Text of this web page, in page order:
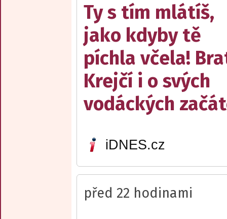
Ty s tím mlátíš,
jako kdyby tě
píchla včela!
Krejčí i o svých
vodáckých
iDNES.cz
před 22 hodinami